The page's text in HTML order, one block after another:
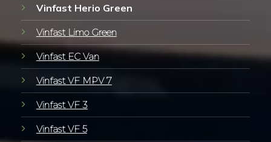
Vinfast Herio Green
Vinfast Limo Green
Vinfast EC Van
Vinfast VF MPV 7
Vinfast VF 3
Vinfast VF 5